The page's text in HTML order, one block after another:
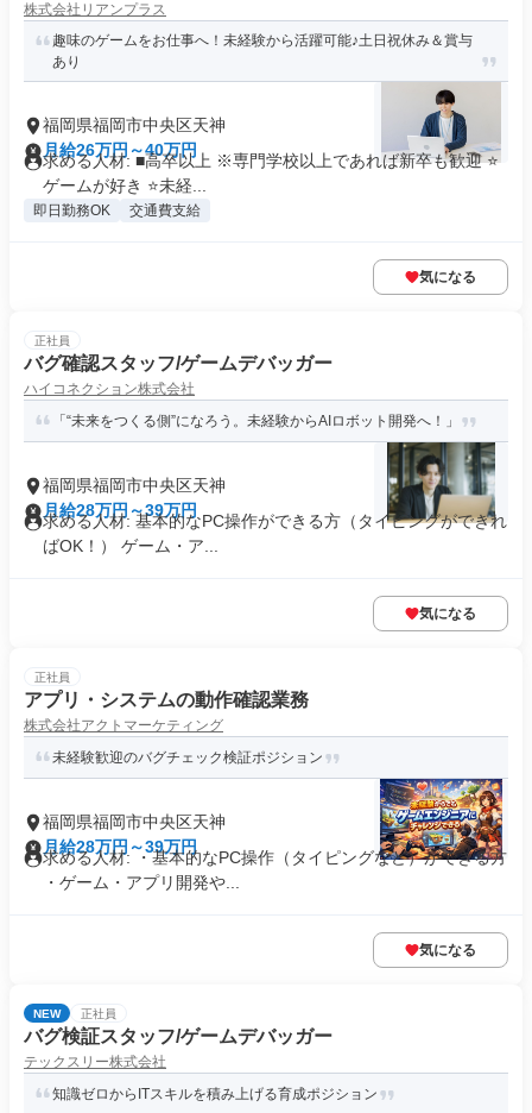
株式会社リアンプラス
趣味のゲームをお仕事へ！未経験から活躍可能♪土日祝休み＆賞与
あり
福岡県福岡市中央区天神
月給26万円～40万円
求める人材: ■高卒以上 ※専門学校以上であれば新卒も歓迎 ⭐
ゲームが好き ⭐未経...
即日勤務OK 交通費支給
気になる
正社員
バグ確認スタッフ/ゲームデバッガー
ハイコネクション株式会社
「“未来をつくる側”になろう。未経験からAIロボット開発へ！」
福岡県福岡市中央区天神
月給28万円～39万円
求める人材: 基本的なPC操作ができる方（タイピングができれ
ばOK！） ゲーム・ア...
気になる
正社員
アプリ・システムの動作確認業務
株式会社アクトマーケティング
未経験歓迎のバグチェック検証ポジション
福岡県福岡市中央区天神
月給28万円～39万円
求める人材: ・基本的なPC操作（タイピングなど）ができる方
・ゲーム・アプリ開発や...
気になる
NEW 正社員
バグ検証スタッフ/ゲームデバッガー
テックスリー株式会社
知識ゼロからITスキルを積み上げる育成ポジション